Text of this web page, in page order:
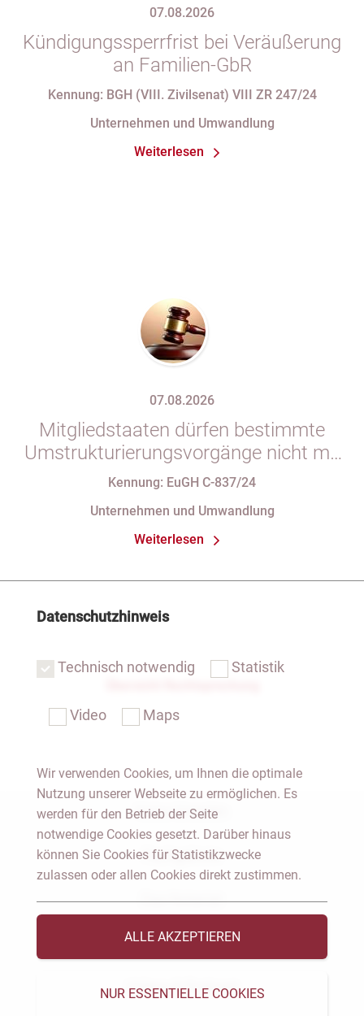
07.08.2026
Kündigungssperrfrist bei Veräußerung
an Familien-GbR
Kennung: BGH (VIII. Zivilsenat) VIII ZR 247/24
Unternehmen und Umwandlung
Weiterlesen
07.08.2026
Mitgliedstaaten dürfen bestimmte
Umstrukturierungsvorgänge nicht mit
indirekten Steuern belasten
Kennung: EuGH C-837/24
Unternehmen und Umwandlung
Weiterlesen
Notar Dresden
Fachgebiete
Das Notariat
Vorträge & Veröffentlichungen
Videos & Podcast
Datenschutzhinweis
Technisch notwendig Statistik
Video Maps
Wir verwenden Cookies, um Ihnen die optimale
Nutzung unserer Webseite zu ermöglichen. Es
werden für den Betrieb der Seite
notwendige Cookies gesetzt. Darüber hinaus
können Sie Cookies für Statistikzwecke
zulassen oder allen Cookies direkt zustimmen.
ALLE AKZEPTIEREN
NUR ESSENTIELLE COOKIES